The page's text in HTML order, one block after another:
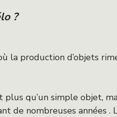
?
la production d’objets
plus qu’un simple objet,
de nombreuses années .